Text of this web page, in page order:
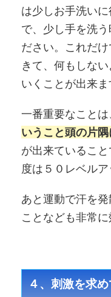
は少しお手洗い
で、少し手を洗
ださい。これだ
きて、何もしな
いくことが出来ま
一番重要なことは
いうこと頭の片
が出来ているこ
度は５０レベルア
あと運動で汗を
ことなども非常
４、刺激を求